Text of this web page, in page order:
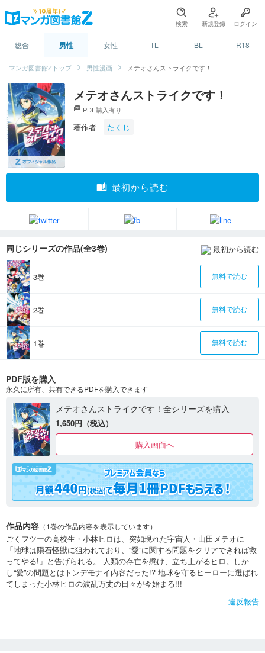
検索 新規登録 ログイン
総合 男性 女性 TL BL R18
マンガ図書館Zトップ 男性漫画 メテオさんストライクです！
メテオさんストライクです！
picture_as_pdf PDF購入有り
著作者 たくじ
auto_stories 最初から読む
同じシリーズの作品(全3巻) 最初から読む
3巻 無料で読む
2巻 無料で読む
1巻 無料で読む
PDF版を購入
永久に所有、共有できるPDFを購入できます
メテオさんストライクです！全シリーズを購入
1,650円（税込）
購入画面へ
作品内容 （1巻の作品内容を表示しています）
ごくフツーの高校生・小林ヒロは、突如現れた宇宙人・山田メテオに
「地球は隕石怪獣に狙われており、“愛”に関する問題をクリアできれば救
ってやる!」と告げられる。 人類の存亡を懸け、立ち上がるヒロ。しか
し“愛”の問題とはトンデモナイ内容だった!? 地球を守るヒーローに選ばれ
てしまった小林ヒロの波乱万丈の日々が今始まる!!!
違反報告